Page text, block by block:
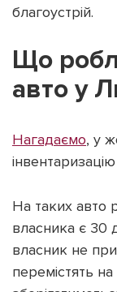
благоустрій.
Що
авто у
Нагадаємо, у
На таких авто
власника є 30
власник не
перемістять